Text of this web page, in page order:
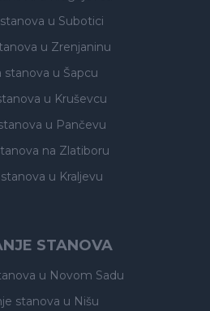
u Subotici
u Zrenjaninu
stanova u Šapcu
u Kruševcu
u Pančevu
na Zlatiboru
u Kraljevu
STANOVA
u Novom Sadu
stanova u Nišu